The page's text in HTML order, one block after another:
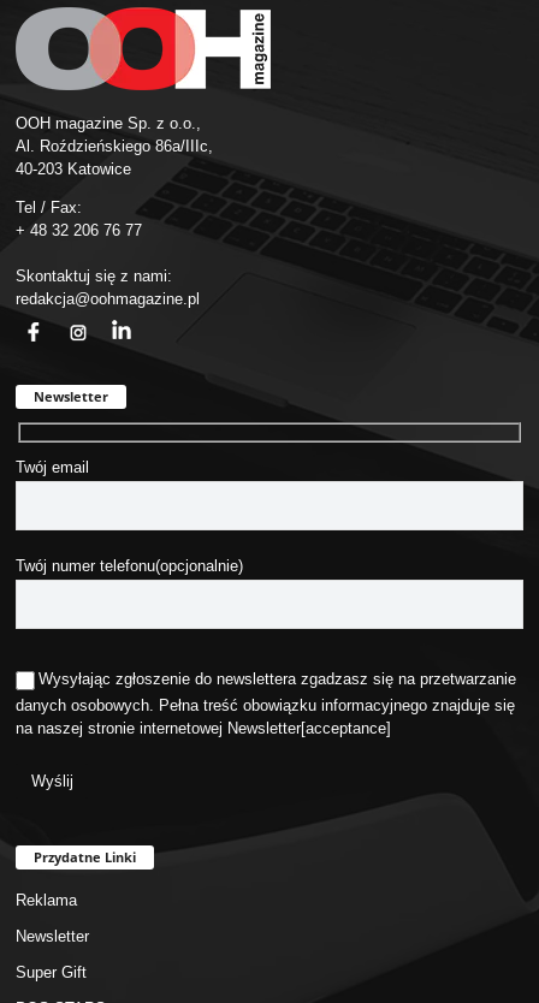
OOH magazine Sp. z o.o.,
Al. Roździeńskiego 86a/IIIc,
40-203 Katowice
Tel / Fax:
+ 48 32 206 76 77
Skontaktuj się z nami:
redakcja@oohmagazine.pl
Newsletter
Twój email
Twój numer telefonu(opcjonalnie)
Wysyłając zgłoszenie do newslettera zgadzasz się na przetwarzanie
danych osobowych. Pełna treść obowiązku informacyjnego znajduje się
na naszej stronie internetowej Newsletter[acceptance]
Przydatne Linki
Reklama
Newsletter
Super Gift